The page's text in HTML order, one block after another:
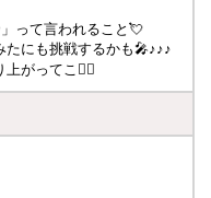
って言われること💘
にも挑戦するかも🎤♪♪♪
がってこ❤️‍🔥